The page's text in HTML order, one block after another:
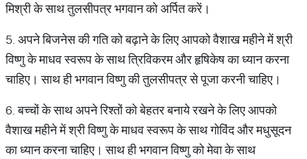
मिश्री के साथ तुलसीपत्र भगवान को अर्पित करें।
5. अपने बिजनेस की गति को बढ़ाने के लिए आपको वैशाख महीने में श्री
विष्णु के माधव स्वरूप के साथ त्रिविकरम और हृषिकेष का ध्यान करना
चाहिए। साथ ही भगवान विष्णु की तुलसीपत्र से पूजा करनी चाहिए।
6. बच्चों के साथ अपने रिश्तों को बेहतर बनाये रखने के लिए आपको
वैशाख महीने में श्री विष्णु के माधव स्वरूप के साथ गोविंद और मधुसूदन
का ध्यान करना चाहिए। साथ ही भगवान विष्णु को मेवा के साथ